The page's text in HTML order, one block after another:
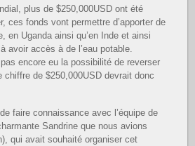
plus de $250,000USD ont été
ces fonds vont permettre d’apporter de
en Uganda ainsi qu’en Inde et ainsi
avoir accès à de l’eau potable.
encore eu la possibilité de reverser
de $250,000USD devrait donc
faire connaissance avec l’équipe de
Sandrine que nous avions
qui avait souhaité organiser cet